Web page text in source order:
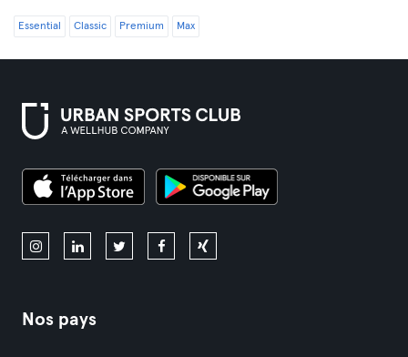
Essential Classic Premium Max
Nos pays